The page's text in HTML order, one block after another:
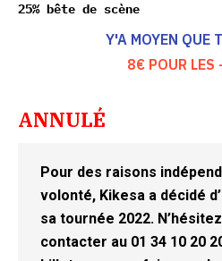
25% bête de scène
Y'A MOYEN QUE
8€ POUR LES
ANNULÉ
Pour des raisons
volonté, Kikesa a décidé
sa tournée 2022.
contacter au 01 34 10 20